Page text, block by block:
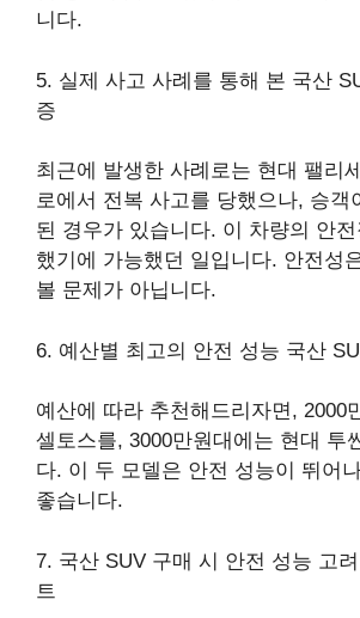
니다.
5. 실제 사고 사례를 통해 본 국산
증
최근에 발생한 사례로는 현대 팰리
로에서 전복 사고를 당했으나, 승객
된 경우가 있습니다. 이 차량의 안
했기에 가능했던 일입니다. 안전성
볼 문제가 아닙니다.
6. 예산별 최고의 안전 성능 국산
예산에 따라 추천해드리자면, 2000
셀토스를, 3000만원대에는 현대 투
다. 이 두 모델은 안전 성능이 뛰어
좋습니다.
7. 국산 SUV 구매 시 안전 성능 고
트